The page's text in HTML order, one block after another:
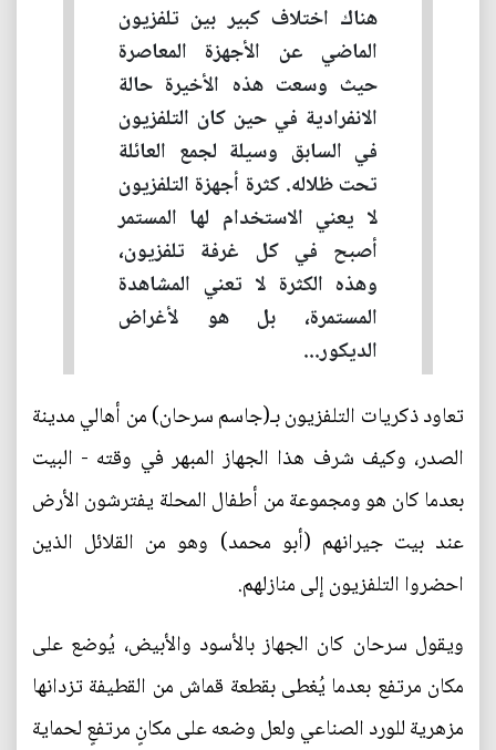
هناك اختلاف كبير بين تلفزيون
الماضي عن الأجهزة المعاصرة
حيث وسعت هذه الأخيرة حالة
الانفرادية في حين كان التلفزيون
في السابق وسيلة لجمع العائلة
تحت ظلاله. كثرة أجهزة التلفزيون
لا يعني الاستخدام لها المستمر
أصبح في كل غرفة تلفزيون،
وهذه الكثرة لا تعني المشاهدة
المستمرة، بل هو لأغراض
الديكور...
تعاود ذكريات التلفزيون بـ(جاسم سرحان) من أهالي مدينة
الصدر، وكيف شرف هذا الجهاز المبهر في وقته - البيت
بعدما كان هو ومجموعة من أطفال المحلة يفترشون الأرض
عند بيت جيرانهم (أبو محمد) وهو من القلائل الذين
احضروا التلفزيون إلى منازلهم.
ويقول سرحان كان الجهاز بالأسود والأبيض، يُوضع على
مكان مرتفع بعدما يُغطى بقطعة قماش من القطيفة تزدانها
مزهرية للورد الصناعي ولعل وضعه على مكانٍ مرتفعٍ لحماية